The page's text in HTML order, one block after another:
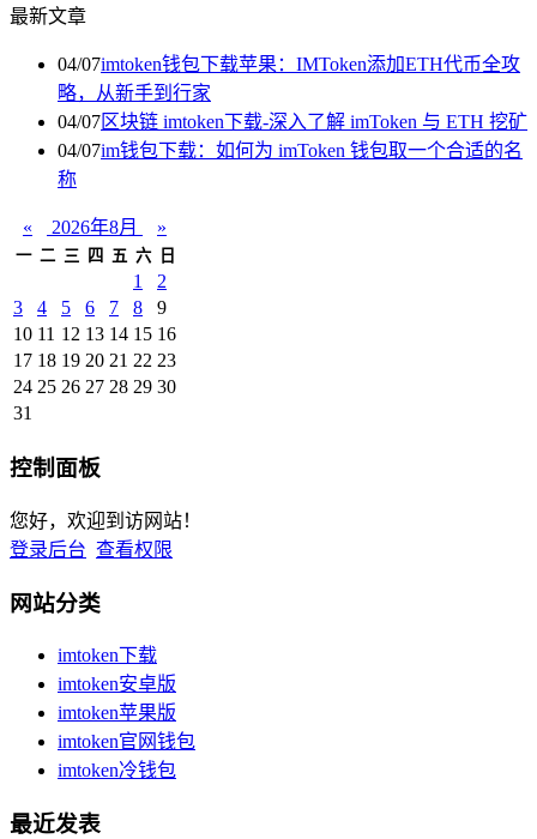
最新文章
04/07imtoken钱包下载苹果：IMToken添加ETH代币全攻
略，从新手到行家
04/07区块链 imtoken下载-深入了解 imToken 与 ETH 挖矿
04/07im钱包下载：如何为 imToken 钱包取一个合适的名
称
« 2026年8月 »
一 二 三 四 五 六 日
1
2
3
4 5 6 7 8
9
10 11 12 13 14 15 16
17 18 19 20 21 22 23
24 25 26 27 28 29 30
31
控制面板
您好，欢迎到访网站！
登录后台 查看权限
网站分类
imtoken下载
imtoken安卓版
imtoken苹果版
imtoken官网钱包
imtoken冷钱包
最近发表